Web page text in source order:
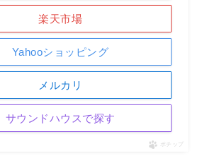
楽天市場
Yahooショッピング
メルカリ
サウンドハウスで探す
ポチップ